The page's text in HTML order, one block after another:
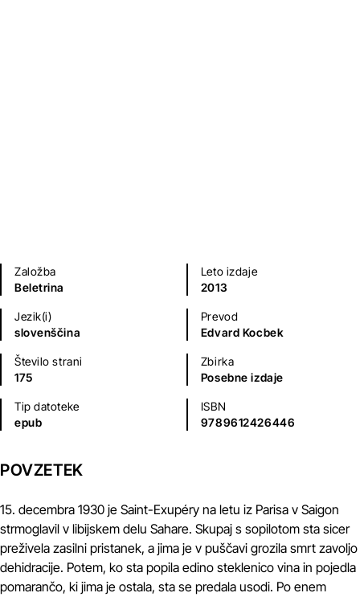
Založba
Beletrina
Leto izdaje
2013
Jezik(i)
slovenščina
Prevod
Edvard Kocbek
Število strani
175
Zbirka
Posebne izdaje
Tip datoteke
epub
ISBN
9789612426446
POVZETEK
15. decembra 1930 je Saint-Exupéry na letu iz Parisa v Saigon
strmoglavil v libijskem delu Sahare. Skupaj s sopilotom sta sicer
preživela zasilni pristanek, a jima je v puščavi grozila smrt zavoljo
dehidracije. Potem, ko sta popila edino steklenico vina in pojedla
pomarančo, ki jima je ostala, sta se predala usodi. Po enem